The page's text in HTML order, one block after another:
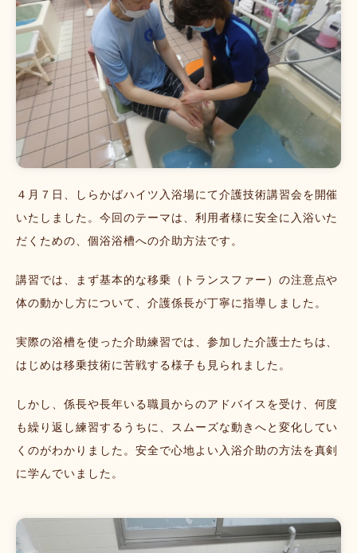
４月７日、しらかばハイツ入浴場にて介護技術講習会を開催
いたしました。今回のテーマは、利用者様に安全に入浴いた
だくための、個浴浴槽への介助方法です。
講習では、まず基本的な移乗（トランスファー）の注意点や
体の動かし方について、介護係長が丁寧に指導しました。
実際の浴槽を使った介助練習では、参加した介護士たちは、
はじめは移乗技術に苦戦する様子も見られました。
しかし、係長や長年いる職員からのアドバイスを受け、何度
も繰り返し練習するうちに、スムーズな動きへと変化してい
くのがわかりました。安全で心地よい入浴介助の方法を真剣
に学んでいました。